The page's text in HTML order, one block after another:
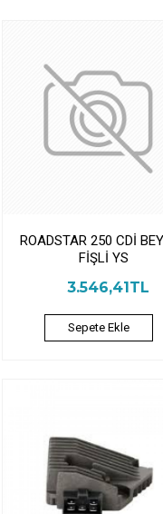
ROADSTAR 250 CDİ
FİŞLİ YS
3.546,41TL
Sepete Ekle